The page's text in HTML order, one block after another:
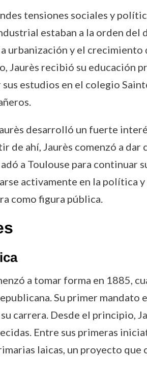
tensiones sociales y
estaban a la orden del
urbanización y el
Jaurès recibió su educación
estudios en el colegio
desarrolló un fuerte
ahí, Jaurès comenzó a dar
a Toulouse para
activamente en la política
como figura pública.
a tomar forma en 1885,
Su primer mandato
carrera. Desde el principio,
Entre sus primeras
laicas, un proyecto